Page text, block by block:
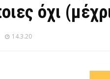
όχι
14.3.20